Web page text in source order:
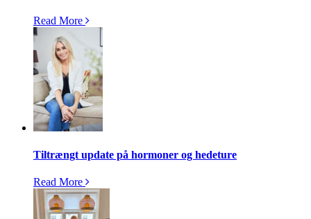
Read More
Tiltrængt update på hormoner og hedeture
Read More